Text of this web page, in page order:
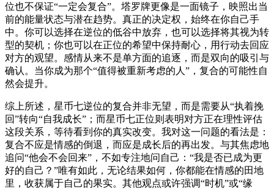
位也不保证“一定会复合”。塔罗牌更像是一面镜子，映照出当
前的能量状态与潜在趋势。真正的决定权，始终在你自己手
中。你可以选择在逆位的低谷中放弃，也可以选择将其视为转
型的契机；你也可以在正位的希望中保持耐心，用行动去回应
对方的观望。感情从来不是单方面的追逐，而是双向的吸引与
确认。当你成为那个“值得被重新考虑的人”，复合的可能性自
然会提升。
综上所述，星币七逆位的复合并非无望，而是需要从“执着挽
回”转向“自我成长”；而星币七正位则表明对方正在理性评估
这段关系，等待看到你的真实改变。我对这一问题的看法是：
复合不应是情感的倒退，而应是成长后的再出发。与其焦虑地
追问“他会不会回来”，不如专注地问自己：“我是否已成为更
好的自己？”唯有如此，无论结果如何，你都能在情感的田地
里，收获属于自己的果实。其他观点或许强调“时机”或“缘